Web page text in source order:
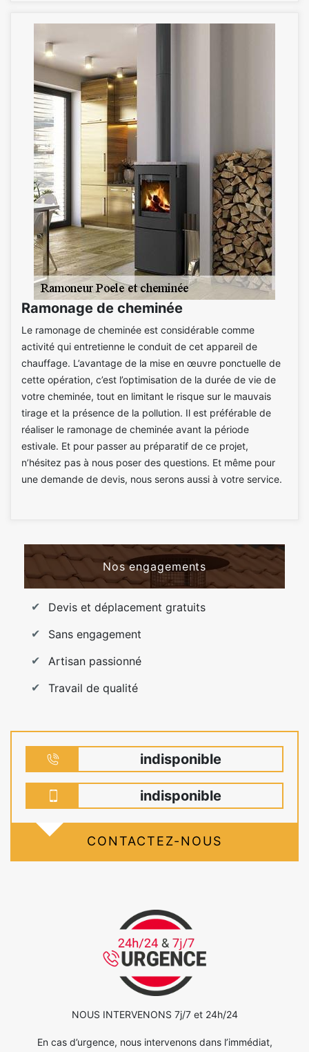
Ramonage de cheminée
Le ramonage de cheminée est considérable comme
activité qui entretienne le conduit de cet appareil de
chauffage. L’avantage de la mise en œuvre ponctuelle de
cette opération, c’est l’optimisation de la durée de vie de
votre cheminée, tout en limitant le risque sur le mauvais
tirage et la présence de la pollution. Il est préférable de
réaliser le ramonage de cheminée avant la période
estivale. Et pour passer au préparatif de ce projet,
n’hésitez pas à nous poser des questions. Et même pour
une demande de devis, nous serons aussi à votre service.
Nos engagements
Devis et déplacement gratuits
Sans engagement
Artisan passionné
Travail de qualité
indisponible
indisponible
CONTACTEZ-NOUS
NOUS INTERVENONS 7j/7 et 24h/24
En cas d’urgence, nous intervenons dans l’immédiat,